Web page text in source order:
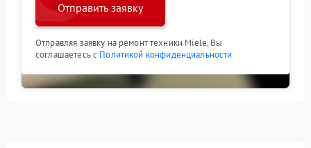
Отправить заявку
Отправляя заявку на ремонт техники Miele, Вы
соглашаетесь с Политикой конфиденциальности